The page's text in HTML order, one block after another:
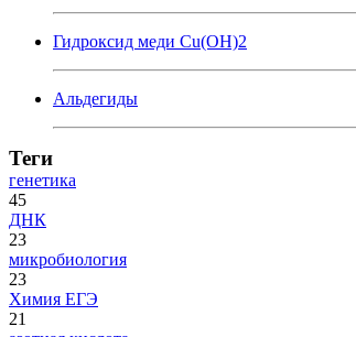
Гидроксид меди Cu(OH)2
Альдегиды
Теги
генетика
45
ДНК
23
микробиология
23
Химия ЕГЭ
21